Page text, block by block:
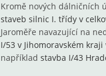
Kromě nových dálničních
staveb silnic I. třídy v
Jaroměře navazující na
I/53 v Jihomoravském kraji
například stavba I/43